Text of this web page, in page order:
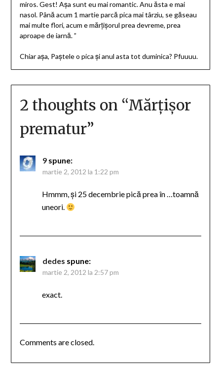
miros. Gest! Aşa sunt eu mai romantic. Anu ăsta e mai
nasol. Până acum 1 martie parcă pica mai târziu, se găseau
mai multe flori, acum e mărţişorul prea devreme, prea
aproape de iarnă. ”
Chiar aşa, Paştele o pica şi anul asta tot duminica? Pfuuuu.
2 thoughts on “Mărţişor
prematur”
9 spune:
martie 2, 2012 la 1:22 pm
Hmmm, şi 25 decembrie pică prea în …toamnă
uneori.
dedes spune:
martie 2, 2012 la 2:57 pm
exact.
Comments are closed.